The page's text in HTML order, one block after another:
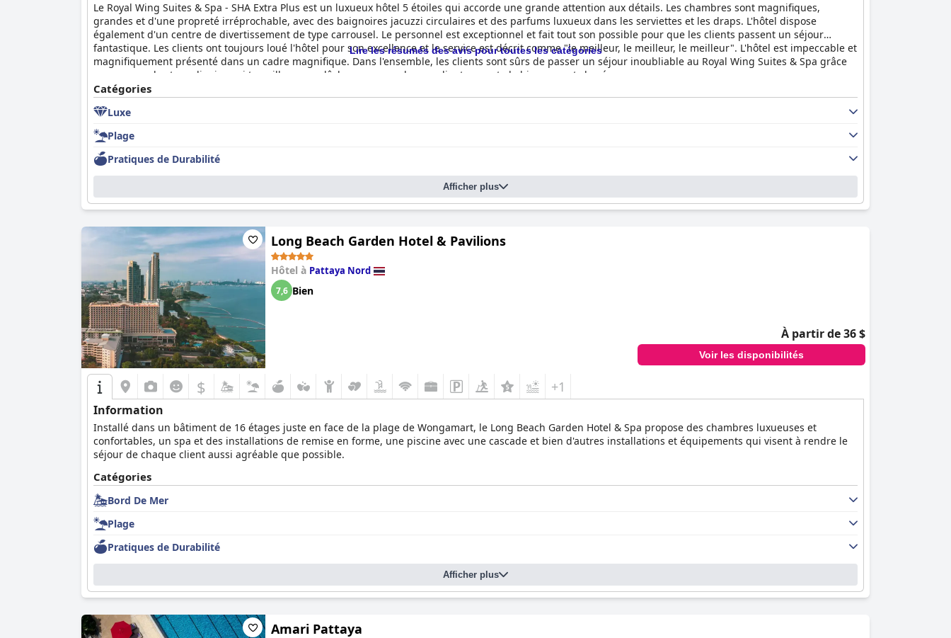
Le Royal Wing Suites & Spa - SHA Extra Plus est un luxueux hôtel 5 étoiles qui accorde une grande attention aux détails. Les chambres sont magnifiques,
grandes et d'une propreté irréprochable, avec des baignoires jacuzzi circulaires et des parfums luxueux dans les serviettes et les draps. L'hôtel dispose
également d'un centre de divertissement de type carrousel. Le personnel est exceptionnel et fait tout son possible pour que les clients passent un séjour
fantastique. Les clients ont toujours loué l'hôtel pour son excellence et le service est décrit comme "le meilleur, le meilleur, le meilleur". L'hôtel est impeccable et
magnifiquement présenté dans un cadre magnifique. Dans l'ensemble, les clients sont sûrs de passer un séjour inoubliable au Royal Wing Suites & Spa grâce
au personnel extraordinaire qui travaille sans relâche pour que chaque client se sente le bienvenu et choyé.
Lire les résumés des avis pour toutes les catégories
Catégories
Luxe
Plage
Pratiques de Durabilité
Afficher plus
Long Beach Garden Hotel & Pavilions
Hôtel à Pattaya Nord
7,6 Bien
À partir de 36 $
Voir les disponibilités
$ +1
Information
Installé dans un bâtiment de 16 étages juste en face de la plage de Wongamart, le Long Beach Garden Hotel & Spa propose des chambres luxueuses et
confortables, un spa et des installations de remise en forme, une piscine avec une cascade et bien d'autres installations et équipements qui visent à rendre le
séjour de chaque client aussi agréable que possible.
Catégories
Bord De Mer
Plage
Pratiques de Durabilité
Afficher plus
Amari Pattaya